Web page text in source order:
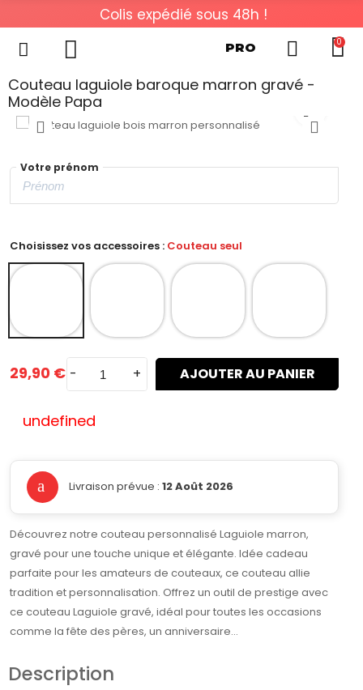
Colis expédié sous 48h !
PRO 0
Couteau laguiole baroque marron gravé -
Modèle Papa
Votre prénom
Choisissez vos accessoires : Couteau seul
29,90 € - + AJOUTER AU PANIER
undefined
Livraison prévue : 12 Août 2026
Découvrez notre couteau personnalisé Laguiole marron,
gravé pour une touche unique et élégante. Idée cadeau
parfaite pour les amateurs de couteaux, ce couteau allie
tradition et personnalisation. Offrez un outil de prestige avec
ce couteau Laguiole gravé, idéal pour toutes les occasions
comme la fête des pères, un anniversaire...
Description